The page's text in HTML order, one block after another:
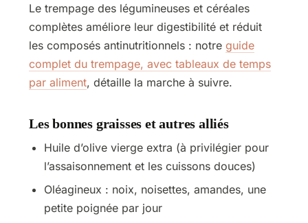
Le trempage des légumineuses et céréales
complètes améliore leur digestibilité et réduit
les composés antinutritionnels : notre guide
complet du trempage, avec tableaux de temps
par aliment, détaille la marche à suivre.
Les bonnes graisses et autres alliés
Huile d’olive vierge extra (à privilégier pour
l’assaisonnement et les cuissons douces)
Oléagineux : noix, noisettes, amandes, une
petite poignée par jour